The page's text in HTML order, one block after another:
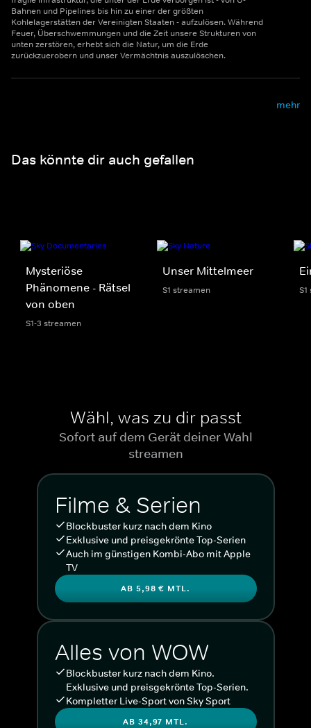
Bahnen und Pipelines bis hin zu einer der größten
Kohlelagerstätten der Vereinigten Staaten - aufzulösen. Während
Feuer, Überschwemmungen und die Zeit unsere Strukturen von
unten zerstören, erhebt sich die Natur, um die Erde
zurückzuerobern und unser Vermächtnis auszulöschen.
mehr
Das könnte dir auch gefallen
Mysteriöse
Phänomene - Rätsel
von oben
S1-3 streamen
Unser Mittelmeer
S1 streamen
Wähl, was zu dir passt
Sofort auf dem Gerät deiner Wahl
streamen
Filme & Serien
Blockbuster kurz nach dem Kino
Exklusive und preisgekrönte Top-Serien
Auch im günstigen Kombi-Abo mit Apple
TV
AB 5,98 € MTL.
Alles von WOW
Blockbuster kurz nach dem Kino.
Exklusive und preisgekrönte Top-Serien.
Kompletter Live-Sport von Sky Sport
AB 34,97 MTL.